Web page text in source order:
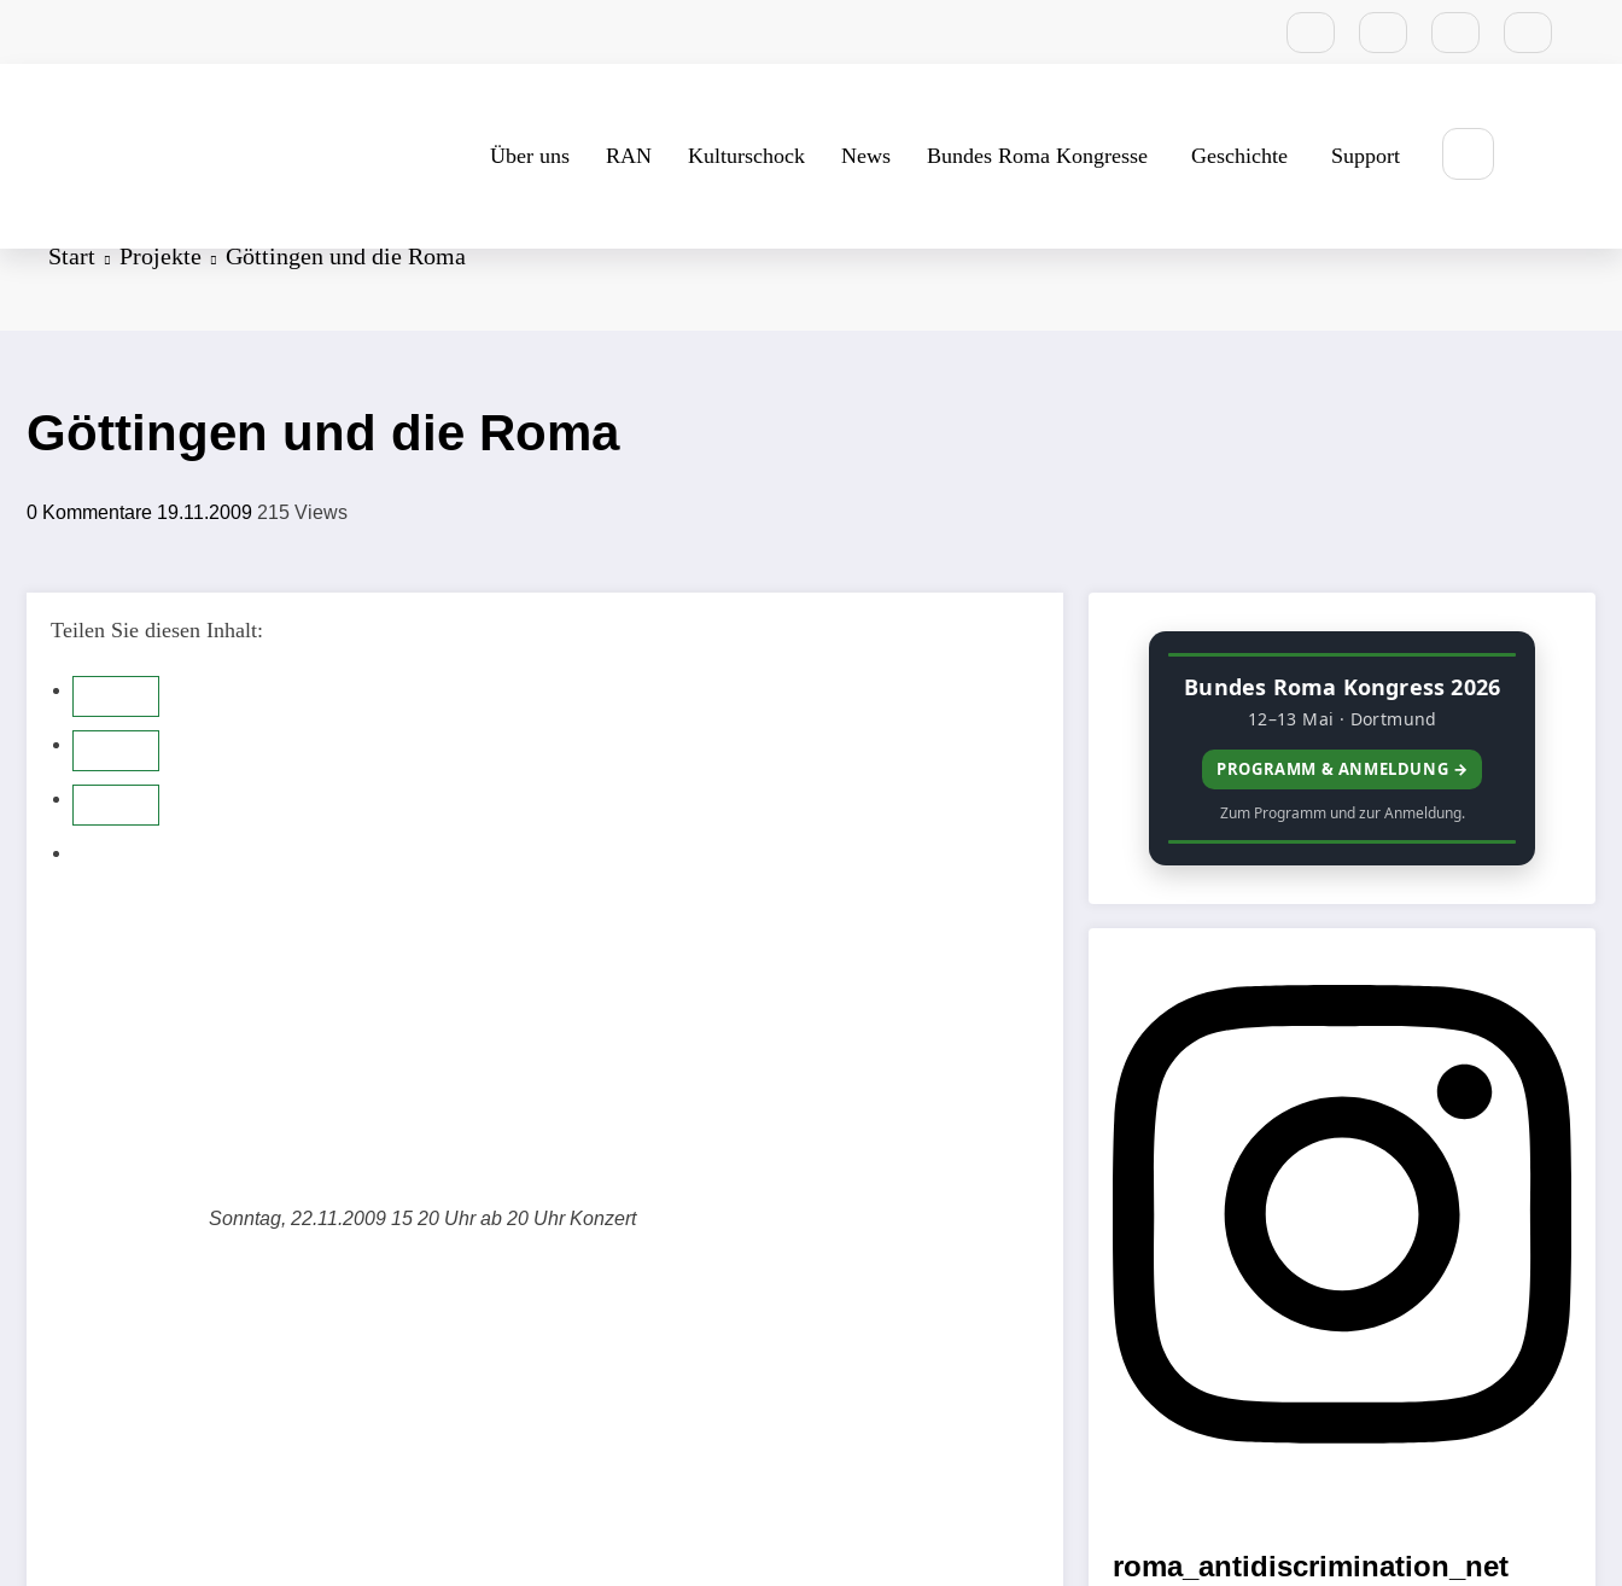
Über uns RAN Kulturschock News Bundes Roma Kongresse Geschichte Support
Start Projekte Göttingen und die Roma
Göttingen und die Roma
0 Kommentare 19.11.2009 215 Views
Teilen Sie diesen Inhalt:
Sonntag, 22.11.2009 15 20 Uhr ab 20 Uhr Konzert
Bundes Roma Kongress 2026
12–13 Mai · Dortmund
PROGRAMM & ANMELDUNG →
Zum Programm und zur Anmeldung.
roma_antidiscrimination_net